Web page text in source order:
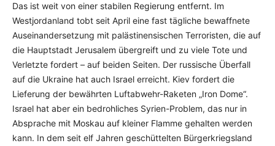
Das ist weit von einer stabilen Regierung entfernt. Im
Westjordanland tobt seit April eine fast tägliche bewaffnete
Auseinandersetzung mit palästinensischen Terroristen, die auf
die Hauptstadt Jerusalem übergreift und zu viele Tote und
Verletzte fordert – auf beiden Seiten. Der russische Überfall
auf die Ukraine hat auch Israel erreicht. Kiev fordert die
Lieferung der bewährten Luftabwehr-Raketen „Iron Dome“.
Israel hat aber ein bedrohliches Syrien-Problem, das nur in
Absprache mit Moskau auf kleiner Flamme gehalten werden
kann. In dem seit elf Jahren geschüttelten Bürgerkriegsland